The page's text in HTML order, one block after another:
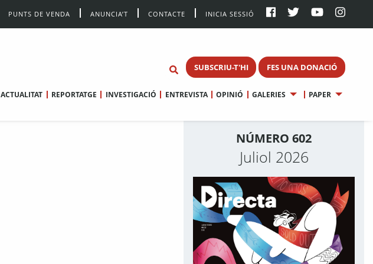
PUNTS DE VENDA ANUNCIA’T CONTACTE INICIA SESSIÓ
SUBSCRIU-T'HI FES UNA DONACIÓ
ACTUALITAT REPORTATGE INVESTIGACIÓ ENTREVISTA OPINIÓ GALERIES PAPER
NÚMERO 602
Juliol 2026